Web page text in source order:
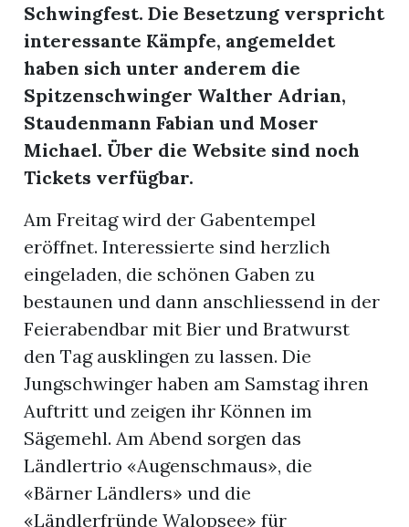
Schwingfest. Die Besetzung verspricht
interessante Kämpfe, angemeldet
haben sich unter anderem die
Spitzenschwinger Walther Adrian,
Staudenmann Fabian und Moser
Michael. Über die Website sind noch
Tickets verfügbar.
Am Freitag wird der Gabentempel
eröffnet. Interessierte sind herzlich
eingeladen, die schönen Gaben zu
bestaunen und dann anschliessend in der
Feierabendbar mit Bier und Bratwurst
den Tag ausklingen zu lassen. Die
Jungschwinger haben am Samstag ihren
Auftritt und zeigen ihr Können im
Sägemehl. Am Abend sorgen das
Ländlertrio «Augenschmaus», die
«Bärner Ländlers» und die
«Ländlerfründe Walopsee» für